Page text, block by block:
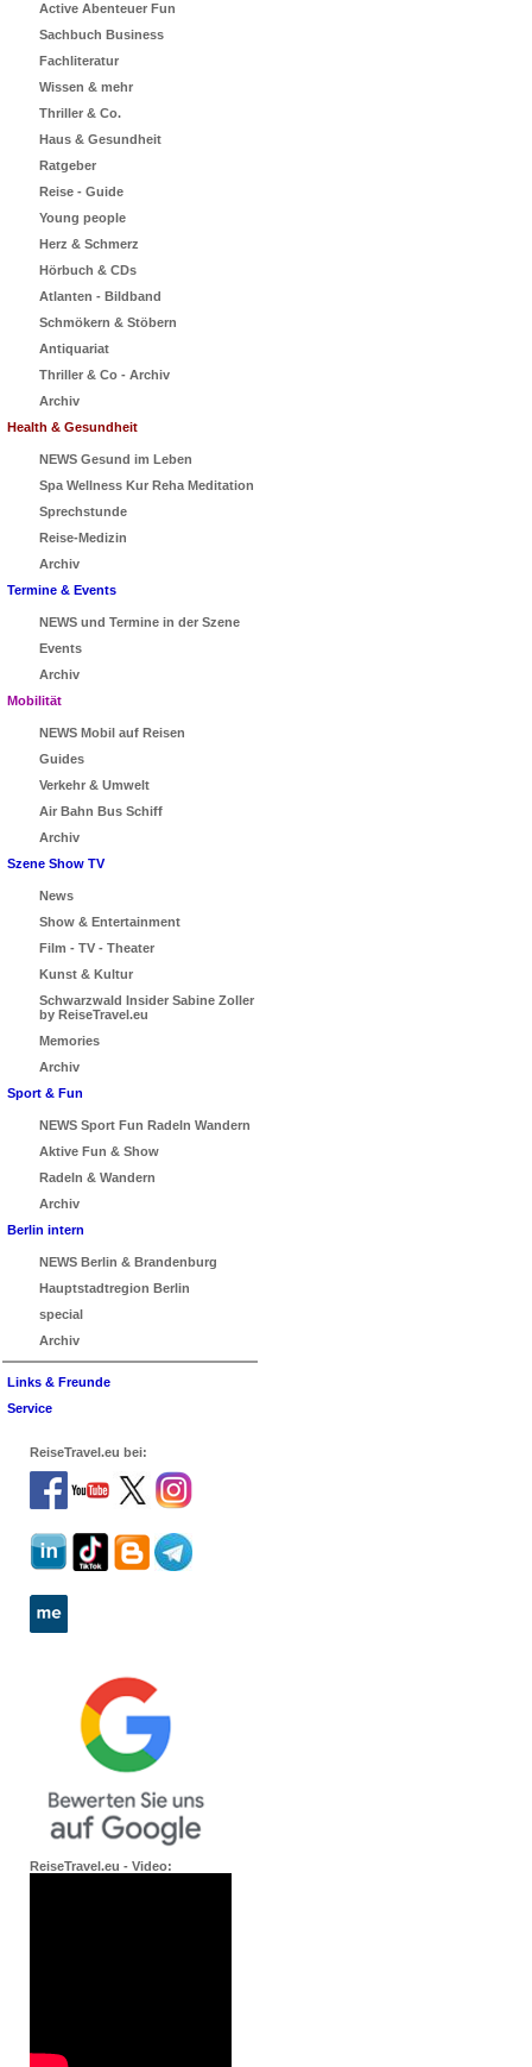
Active Abenteuer Fun
Sachbuch Business
Fachliteratur
Wissen & mehr
Thriller & Co.
Haus & Gesundheit
Ratgeber
Reise - Guide
Young people
Herz & Schmerz
Hörbuch & CDs
Atlanten - Bildband
Schmökern & Stöbern
Antiquariat
Thriller & Co - Archiv
Archiv
Health & Gesundheit
NEWS Gesund im Leben
Spa Wellness Kur Reha Meditation
Sprechstunde
Reise-Medizin
Archiv
Termine & Events
NEWS und Termine in der Szene
Events
Archiv
Mobilität
NEWS Mobil auf Reisen
Guides
Verkehr & Umwelt
Air Bahn Bus Schiff
Archiv
Szene Show TV
News
Show & Entertainment
Film - TV - Theater
Kunst & Kultur
Schwarzwald Insider Sabine Zoller
by ReiseTravel.eu
Memories
Archiv
Sport & Fun
NEWS Sport Fun Radeln Wandern
Aktive Fun & Show
Radeln & Wandern
Archiv
Berlin intern
NEWS Berlin & Brandenburg
Hauptstadtregion Berlin
special
Archiv
Links & Freunde
Service
ReiseTravel.eu bei:
ReiseTravel.eu - Video: